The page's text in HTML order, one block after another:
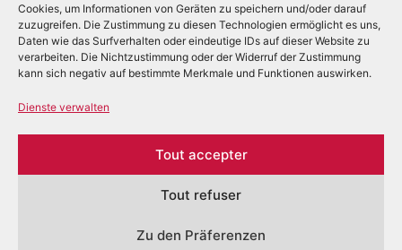
Cookies, um Informationen von Geräten zu speichern und/oder darauf
zuzugreifen. Die Zustimmung zu diesen Technologien ermöglicht es uns,
Daten wie das Surfverhalten oder eindeutige IDs auf dieser Website zu
verarbeiten. Die Nichtzustimmung oder der Widerruf der Zustimmung
kann sich negativ auf bestimmte Merkmale und Funktionen auswirken.
Dienste verwalten
Tout accepter
Tout refuser
Zu den Präferenzen
+33 (0)5 53 03 80 00
©2026 – AGEMA – TOUS DROITS RÉSERVÉS